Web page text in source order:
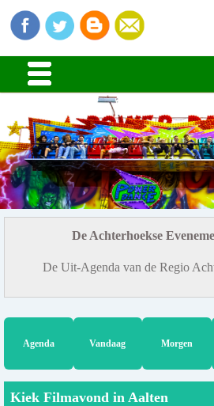
De Achterhoekse
De Uit-Agenda van de Regio
Agenda Vandaag Morgen
Kiek Filmavond in Aalten